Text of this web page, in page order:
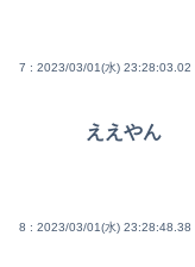
7 : 2023/03/01(水) 23:28:03.02
ええやん
8 : 2023/03/01(水) 23:28:48.38